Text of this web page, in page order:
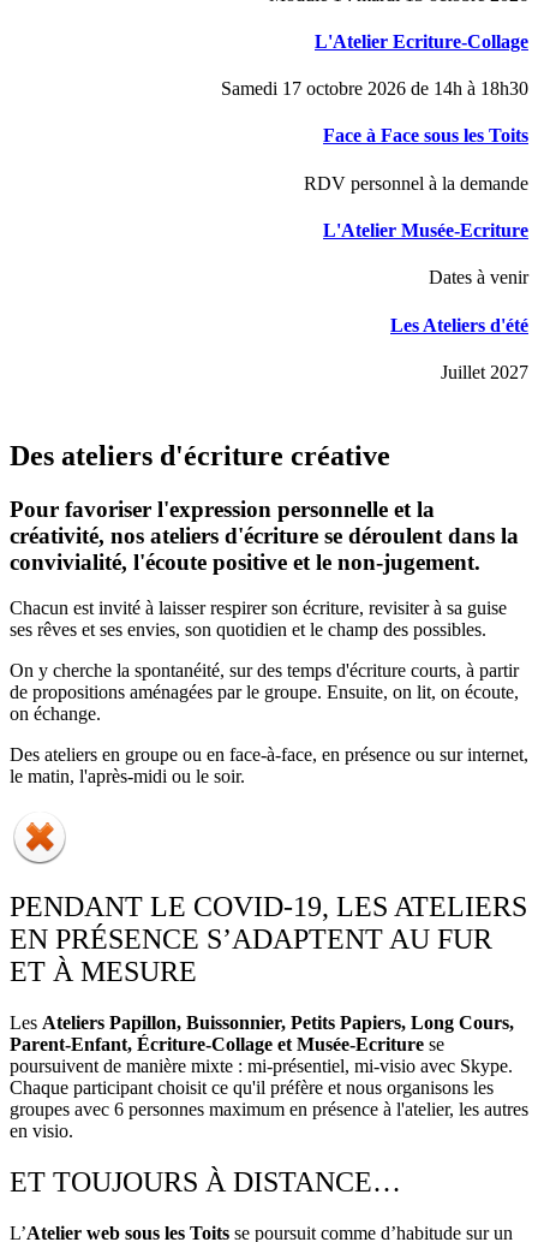
L'Atelier Ecriture-Collage
Samedi 17 octobre 2026 de 14h à 18h30
Face à Face sous les Toits
RDV personnel à la demande
L'Atelier Musée-Ecriture
Dates à venir
Les Ateliers d'été
Juillet 2027
Des ateliers d'écriture créative
Pour favoriser l'expression personnelle et la
créativité, nos ateliers d'écriture se déroulent dans la
convivialité, l'écoute positive et le non-jugement.
Chacun est invité à laisser respirer son écriture, revisiter à sa guise
ses rêves et ses envies, son quotidien et le champ des possibles.
On y cherche la spontanéité, sur des temps d'écriture courts, à partir
de propositions aménagées par le groupe. Ensuite, on lit, on écoute,
on échange.
Des ateliers en groupe ou en face-à-face, en présence ou sur internet,
le matin, l'après-midi ou le soir.
PENDANT LE COVID-19, LES ATELIERS
EN PRÉSENCE S’ADAPTENT AU FUR
ET À MESURE
Les Ateliers Papillon, Buissonnier, Petits Papiers, Long Cours,
Parent-Enfant, Écriture-Collage et Musée-Ecriture se
poursuivent de manière mixte : mi-présentiel, mi-visio avec Skype.
Chaque participant choisit ce qu'il préfère et nous organisons les
groupes avec 6 personnes maximum en présence à l'atelier, les autres
en visio.
ET TOUJOURS À DISTANCE…
L’Atelier web sous les Toits se poursuit comme d’habitude sur un